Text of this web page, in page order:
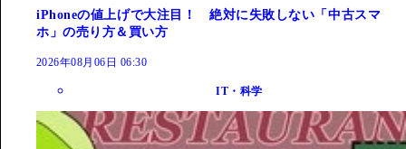
iPhoneの値上げで大注目！ 絶対に失敗しない「中古スマ
ホ」の売り方＆買い方
2026年08月06日 06:30
IT・科学